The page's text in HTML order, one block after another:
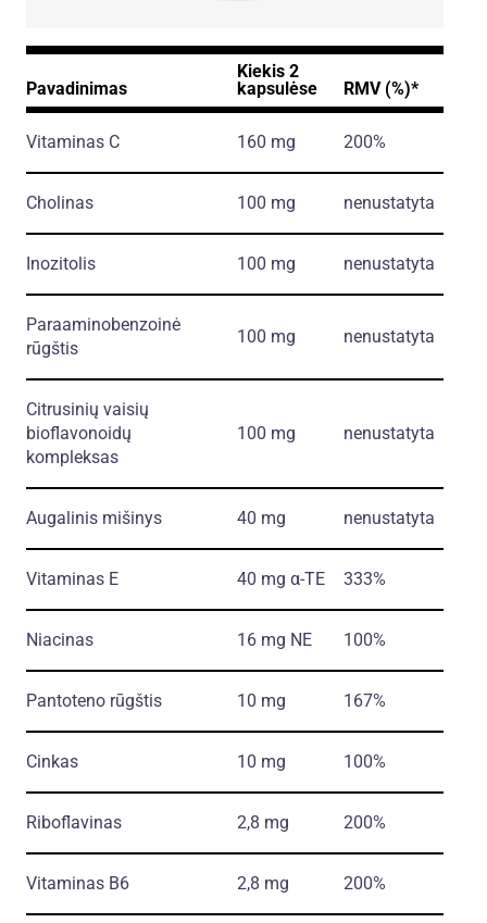
Pavadinimas
Kiekis 2
kapsulėse
RMV (%)*
Vitaminas C 160 mg 200%
Cholinas 100 mg nenustatyta
Inozitolis 100 mg nenustatyta
Paraaminobenzoinė
rūgštis
100 mg nenustatyta
Citrusinių vaisių
bioflavonoidų
kompleksas
100 mg nenustatyta
Augalinis mišinys 40 mg nenustatyta
Vitaminas E 40 mg α-TE 333%
Niacinas 16 mg NE 100%
Pantoteno rūgštis 10 mg 167%
Cinkas 10 mg 100%
Riboflavinas 2,8 mg 200%
Vitaminas B6 2,8 mg 200%